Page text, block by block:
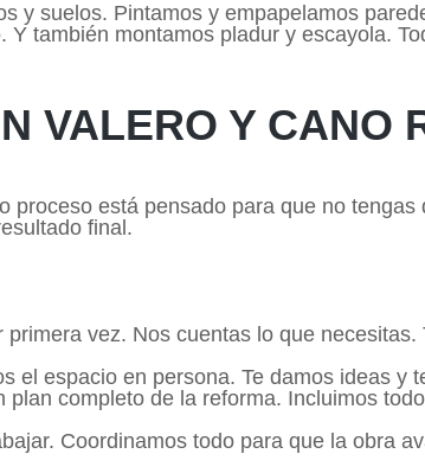
y suelos. Pintamos y empapelamos
también montamos pladur y escayola.
VALERO Y CANO
está pensado para que no tengas
final.
primera vez. Nos cuentas lo que
el espacio en persona. Te damos ideas y
plan completo de la reforma. Incluimos
Coordinamos todo para que la obra